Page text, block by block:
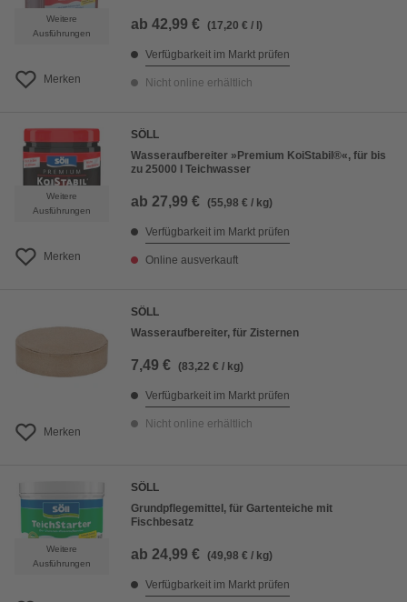
Weitere
Ausführungen
Merken
ab 42,99 € (17,20 € / l)
Verfügbarkeit im Markt prüfen
Nicht online erhältlich
Weitere
Ausführungen
Merken
SÖLL
Wasseraufbereiter »Premium KoiStabil®«, für bis
zu 25000 l Teichwasser
ab 27,99 € (55,98 € / kg)
Verfügbarkeit im Markt prüfen
Online ausverkauft
Merken
SÖLL
Wasseraufbereiter, für Zisternen
7,49 € (83,22 € / kg)
Verfügbarkeit im Markt prüfen
Nicht online erhältlich
Weitere
Ausführungen
SÖLL
Grundpflegemittel, für Gartenteiche mit
Fischbesatz
ab 24,99 € (49,98 € / kg)
Verfügbarkeit im Markt prüfen